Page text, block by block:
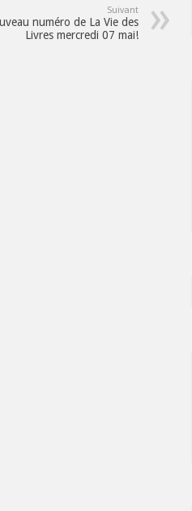
Suivant
numéro de La Vie des
Livres mercredi 07 mai!